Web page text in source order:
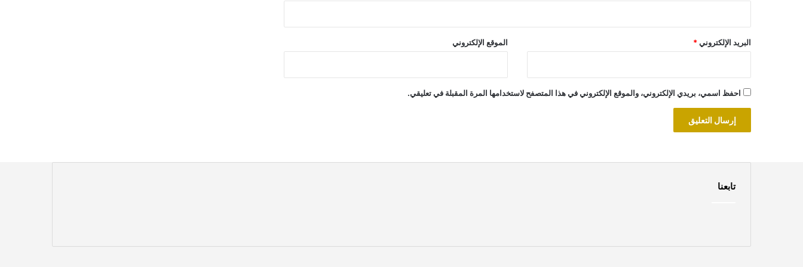
البريد الإلكتروني* الموقع الإلكتروني
احفظ اسمي، بريدي الإلكتروني، والموقع الإلكتروني في هذا المتصفح لاستخدامها المرة المقبلة في تعليقي.
تابعنا